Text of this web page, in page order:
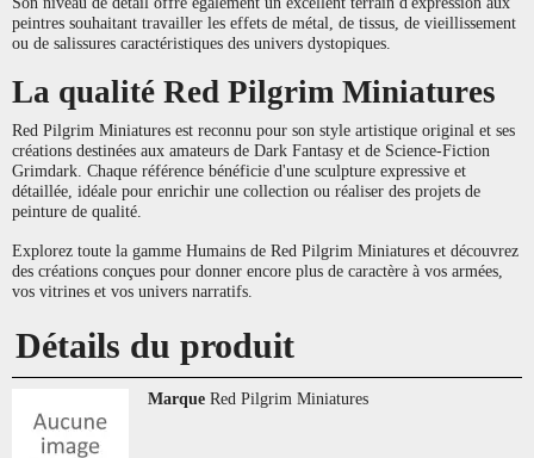
peintres souhaitant travailler les effets de métal, de tissus, de vieillissement
ou de salissures caractéristiques des univers dystopiques.
La qualité Red Pilgrim Miniatures
Red Pilgrim Miniatures est reconnu pour son style artistique original et ses
créations destinées aux amateurs de Dark Fantasy et de Science-Fiction
Grimdark. Chaque référence bénéficie d'une sculpture expressive et
détaillée, idéale pour enrichir une collection ou réaliser des projets de
peinture de qualité.
Explorez toute la gamme Humains de Red Pilgrim Miniatures et découvrez
des créations conçues pour donner encore plus de caractère à vos armées,
vos vitrines et vos univers narratifs.
Détails du produit
Marque Red Pilgrim Miniatures